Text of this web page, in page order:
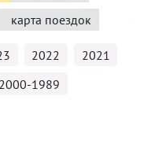
карта поездок
2022
2021
2000-1989